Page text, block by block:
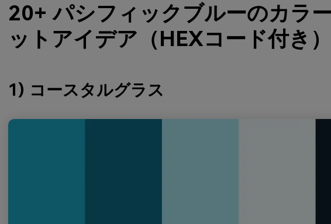
20+ パシフィックブルーのカラ
ットアイデア（HEXコード付き）
1) コースタルグラス